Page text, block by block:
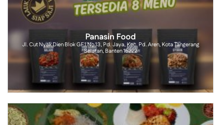
Panasin Food
Jl. Cut Nyak Dien Blok GF.1 No.13, Pd. Jaya, Kec. Pd. Aren, Kota Tangerang
Selatan, Banten 15222